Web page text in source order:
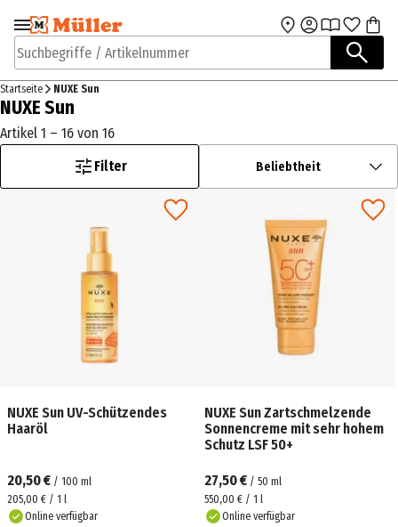
Zur Navigation
springen
Zum Hauptinhalt
Suchbegriffe / Artikelnummer
Startseite NUXE Sun
NUXE Sun
Artikel 1 – 16 von 16
Filter
Beliebtheit
NUXE Sun UV-Schützendes
Haaröl
20,50 € / 100 ml
205,00 € / 1 l
Online verfügbar
NUXE Sun Zartschmelzende
Sonnencreme mit sehr hohem
Schutz LSF 50+
27,50 € / 50 ml
550,00 € / 1 l
Online verfügbar